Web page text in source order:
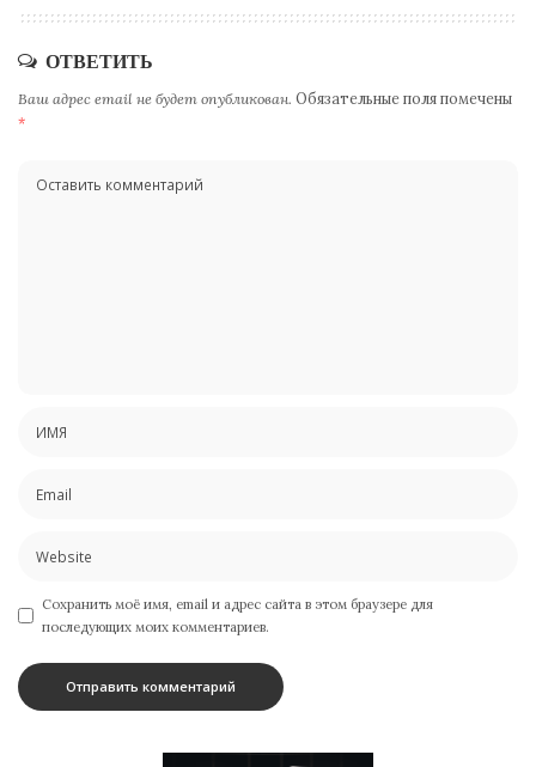
ОТВЕТИТЬ
Ваш адрес email не будет опубликован. Обязательные поля помечены
*
Сохранить моё имя, email и адрес сайта в этом браузере для
последующих моих комментариев.